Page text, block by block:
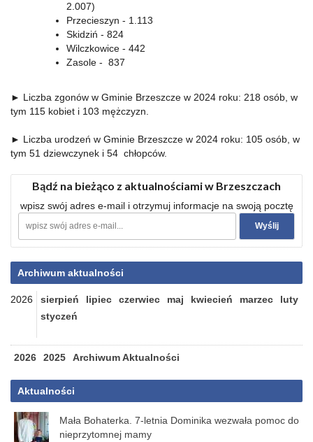
2.007)
Przecieszyn - 1.113
Skidziń - 824
Wilczkowice - 442
Zasole - 837
► Liczba zgonów w Gminie Brzeszcze w 2024 roku: 218 osób, w
tym 115 kobiet i 103 mężczyzn.
► Liczba urodzeń w Gminie Brzeszcze w 2024 roku: 105 osób, w
tym 51 dziewczynek i 54 chłopców.
Bądź na bieżąco z aktualnościami w Brzeszczach
wpisz swój adres e-mail i otrzymuj informacje na swoją pocztę
Archiwum aktualności
2026 sierpień lipiec czerwiec maj kwiecień marzec
luty
styczeń
2026 2025 Archiwum Aktualności
Aktualności
Mała Bohaterka. 7-letnia Dominika wezwała pomoc do
nieprzytomnej mamy